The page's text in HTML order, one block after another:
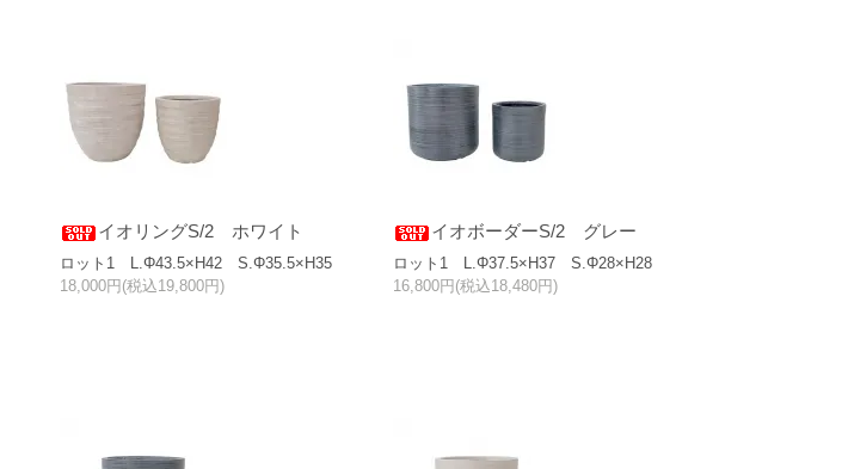
イオリングS/2 ホワイト
ロット1 L.Φ43.5×H42 S.Φ35.5×H35
18,000円(税込19,800円)
イオボーダーS/2 グレー
ロット1 L.Φ37.5×H37 S.Φ28×H28
16,800円(税込18,480円)